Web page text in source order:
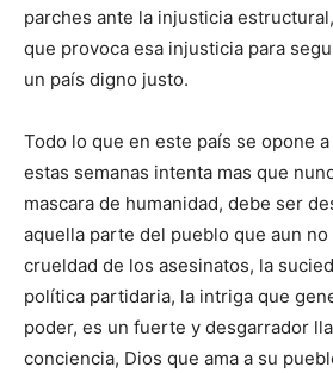
parches ante la injusticia
que provoca esa injusticia para
un país digno justo.
Todo lo que en este país se opone
estas semanas intenta mas que
mascara de humanidad, debe ser
aquella parte del pueblo que aun
crueldad de los asesinatos, la
política partidaria, la intriga que
poder, es un fuerte y desgarrador
conciencia, Dios que ama a su